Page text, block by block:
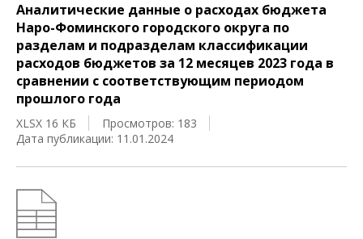
Аналитические данные о расходах бюджета
Наро-Фоминского городского округа по
разделам и подразделам классификации
расходов бюджетов за 12 месяцев 2023 года в
сравнении с соответствующим периодом
прошлого года
XLSX 16 КБ
Просмотров: 183
Дата публикации: 11.01.2024